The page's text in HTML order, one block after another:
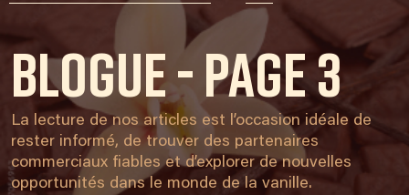
Blogue - page 3
La lecture de nos articles est l’occasion idéale de
rester informé, de trouver des partenaires
commerciaux fiables et d’explorer de nouvelles
opportunités dans le monde de la vanille.